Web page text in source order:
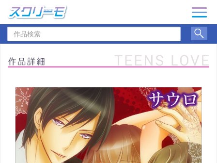
品
索
ナ
ゲ
ー
ョ
ン